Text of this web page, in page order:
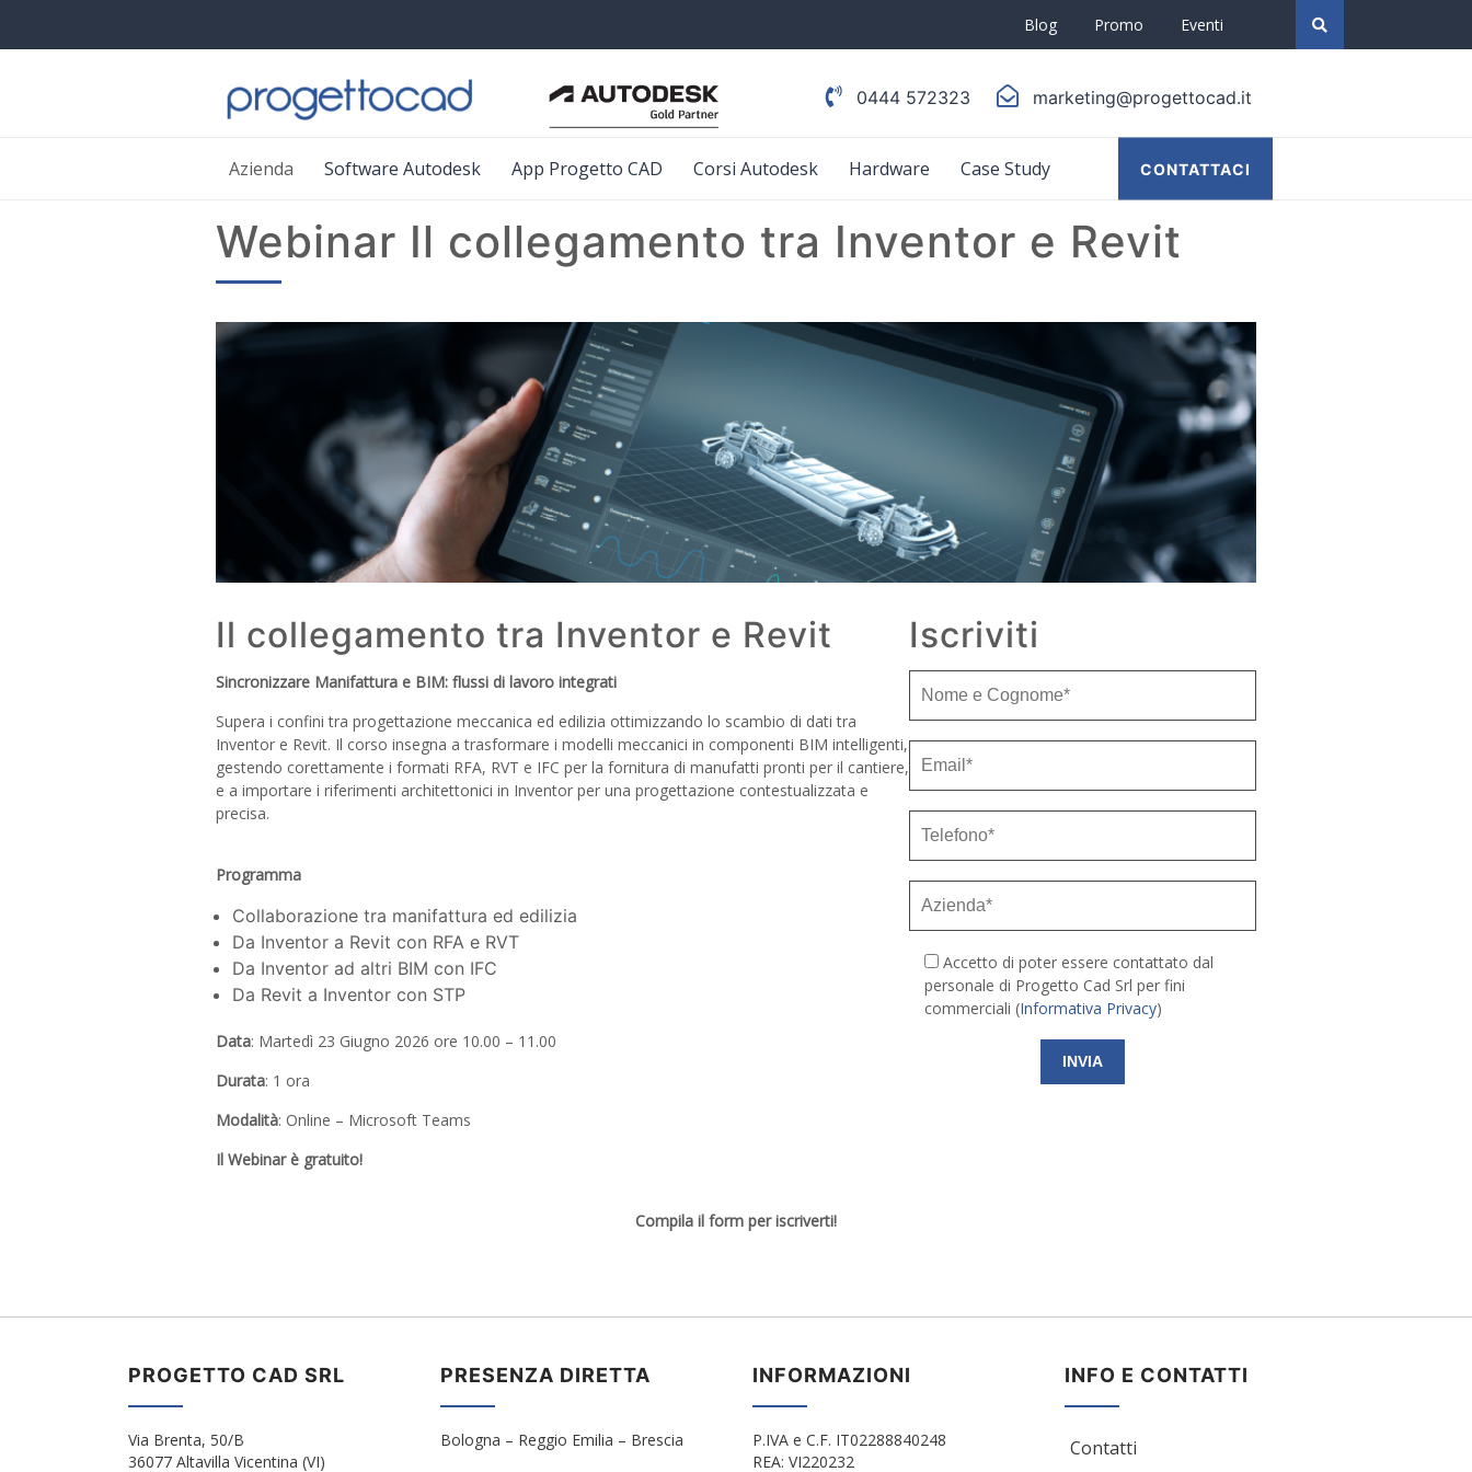
Blog Promo Eventi
0444 572323 marketing@progettocad.it
Azienda Software Autodesk App Progetto CAD Corsi Autodesk Hardware Case Study CONTATTACI
Webinar Il collegamento tra Inventor e Revit
Il collegamento tra Inventor e Revit
Sincronizzare Manifattura e BIM: flussi di lavoro integrati
Supera i confini tra progettazione meccanica ed edilizia ottimizzando lo scambio di dati tra
Inventor e Revit. Il corso insegna a trasformare i modelli meccanici in componenti BIM intelligenti,
gestendo corettamente i formati RFA, RVT e IFC per la fornitura di manufatti pronti per il cantiere,
e a importare i riferimenti architettonici in Inventor per una progettazione contestualizzata e
precisa.
Programma
Collaborazione tra manifattura ed edilizia
Da Inventor a Revit con RFA e RVT
Da Inventor ad altri BIM con IFC
Da Revit a Inventor con STP
Data: Martedì 23 Giugno 2026 ore 10.00 – 11.00
Durata: 1 ora
Modalità: Online – Microsoft Teams
Il Webinar è gratuito!
Iscriviti
Accetto di poter essere contattato dal
personale di Progetto Cad Srl per fini
commerciali (Informativa Privacy)
Compila il form per iscriverti!
PROGETTO CAD SRL
Via Brenta, 50/B
36077 Altavilla Vicentina (VI)
PRESENZA DIRETTA
Bologna – Reggio Emilia – Brescia
INFORMAZIONI
P.IVA e C.F. IT02288840248
REA: VI220232
INFO E CONTATTI
Contatti